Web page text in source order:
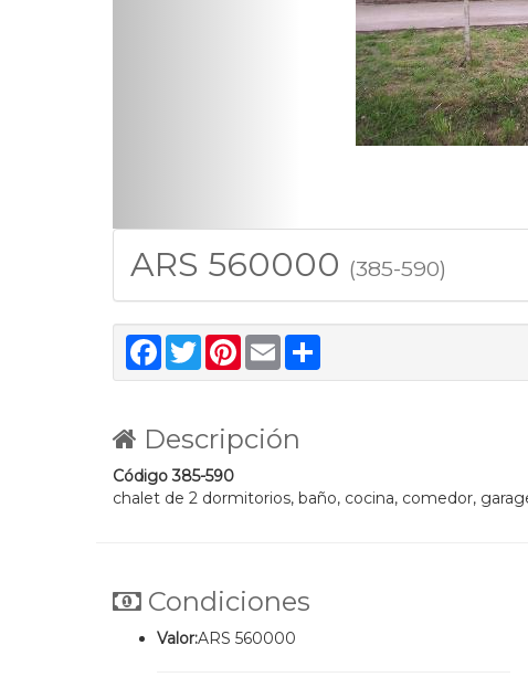
ARS 560000 (385-590)
Facebook
TwitterPinterestEmail
Descripción
Código 385-590
chalet de 2 dormitorios, baño, cocina, comedor,
Condiciones
Valor:ARS 560000